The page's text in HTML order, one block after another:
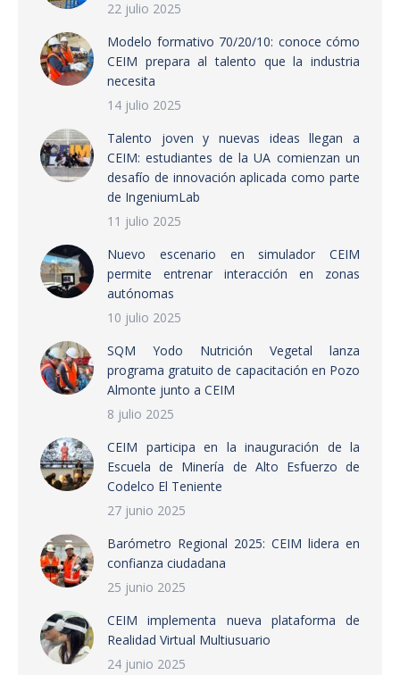
22 julio 2025
Modelo formativo 70/20/10: conoce cómo
CEIM prepara al talento que la industria
necesita
14 julio 2025
Talento joven y nuevas ideas llegan a
CEIM: estudiantes de la UA comienzan un
desafío de innovación aplicada como parte
de IngeniumLab
11 julio 2025
Nuevo escenario en simulador CEIM
permite entrenar interacción en zonas
autónomas
10 julio 2025
SQM Yodo Nutrición Vegetal lanza
programa gratuito de capacitación en Pozo
Almonte junto a CEIM
8 julio 2025
CEIM participa en la inauguración de la
Escuela de Minería de Alto Esfuerzo de
Codelco El Teniente
27 junio 2025
Barómetro Regional 2025: CEIM lidera en
confianza ciudadana
25 junio 2025
CEIM implementa nueva plataforma de
Realidad Virtual Multiusuario
24 junio 2025